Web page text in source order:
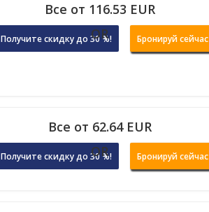
Все от 116.53 EUR
Получите скидку до 30 %!
OR Бронируй сейчас
Все от 62.64 EUR
Получите скидку до 30 %!
OR Бронируй сейчас